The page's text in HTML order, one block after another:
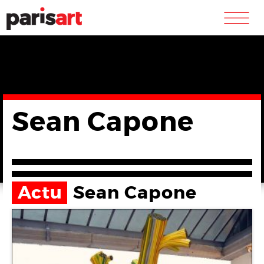
m
Sean Capone
Actu Sean Capone